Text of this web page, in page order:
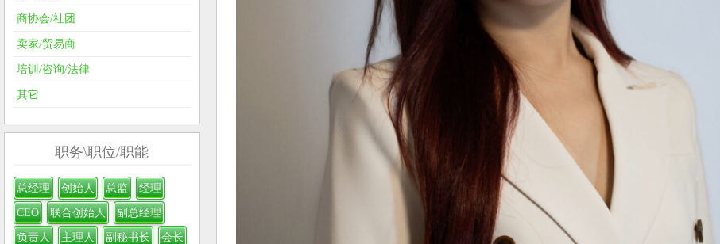
商协会/社团
卖家/贸易商
培训/咨询/法律
其它
职务\职位/职能
总经理 创始人 总监 经理
CEO 联合创始人 副总经理
负责人 主理人 副秘书长 会长